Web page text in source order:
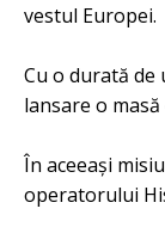
vestul Europei.
Cu o durată de
lansare o
În aceeași
operatorului